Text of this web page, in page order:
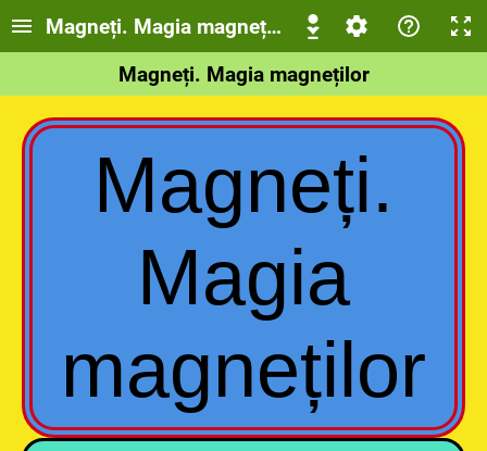
Magneți. Magia magneților
Magneți. Magia magneților
Magneți.
Magia
magneților